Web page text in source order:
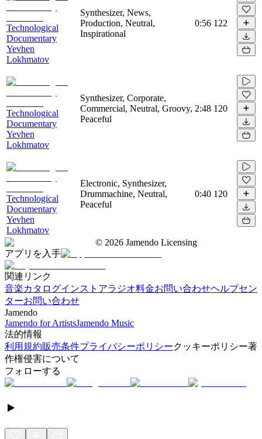
Technological
Documentary
Yevhen
Lokhmatov
Synthesizer, News,
Production, Neutral,
Inspirational
0:56 122
Technological
Documentary
Yevhen
Lokhmatov
Synthesizer, Corporate,
Commercial, Neutral, Groovy,
Peaceful
2:48 120
Technological
Documentary
Yevhen
Lokhmatov
Electronic, Synthesizer,
Drummachine, Neutral,
Peaceful
0:40 120
© 2026 Jamendo Licensing
アプリを入手
関連リンク
音楽カタログインストアラジオ料金お問い合わせヘルプセン
ターお問い合わせ
Jamendo
Jamendo for ArtistsJamendo Music
法的情報
利用規約販売条件プライバシーポリシークッキーポリシー著
作権侵害について
フォローする